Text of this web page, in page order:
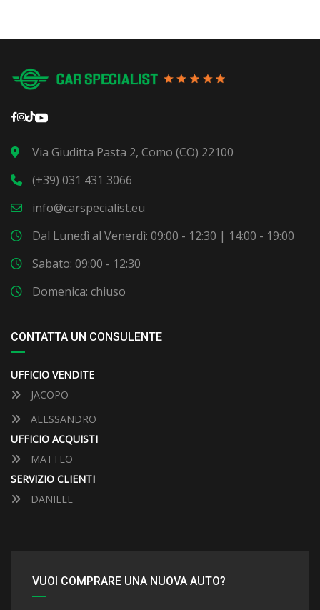
Via Giuditta Pasta 2, Como (CO) 22100
(+39) 031 431 3066
info@carspecialist.eu
Dal Lunedì al Venerdì: 09:00 - 12:30 | 14:00 - 19:00
Sabato: 09:00 - 12:30
Domenica: chiuso
CONTATTA UN CONSULENTE
UFFICIO VENDITE
JACOPO
ALESSANDRO
UFFICIO ACQUISTI
MATTEO
SERVIZIO CLIENTI
DANIELE
VUOI COMPRARE UNA NUOVA AUTO?